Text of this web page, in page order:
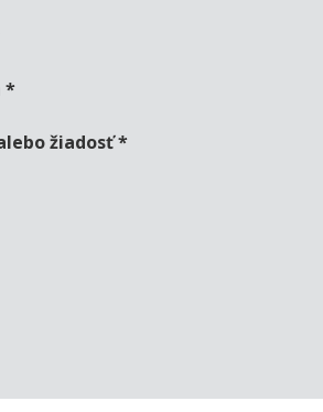
*
žiadosť*